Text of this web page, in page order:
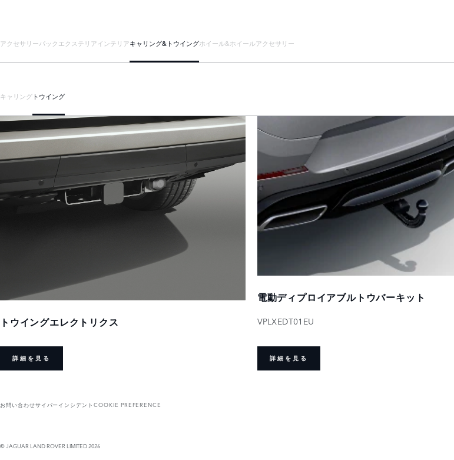
アクセサリーパック エクステリアインテリアキャリング&トウイングホイール&ホイールアクセサリー
キャリング トウイング
トウイングエレクトリクス
詳細を見る
電動ディプロイアブルトウバーキット
VPLXEDT01EU
詳細を見る
お問い合わせサイバーインシデントCOOKIE PREFERENCE
© JAGUAR LAND ROVER LIMITED 2026